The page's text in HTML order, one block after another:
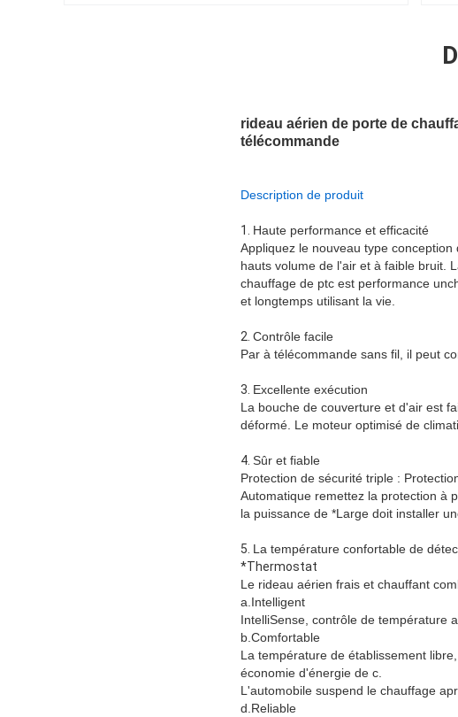
rideau aérien de porte de
télécommande
Description de produit
1. Haute performance et efficacité
Appliquez le nouveau type
hauts volume de l'air et à faible bruit.
chauffage de ptc est performance
et longtemps utilisant la vie.
2. Contrôle facile
Par à télécommande sans fil, il peut
3. Excellente exécution
La bouche de couverture et d'air est
déformé. Le moteur optimisé de
4. Sûr et fiable
Protection de sécurité triple :
Automatique remettez la protection à
la puissance de *Large doit installer
5. La température confortable de
*Thermostat
Le rideau aérien frais et chauffant
a.Intelligent
IntelliSense, contrôle de température
b.Comfortable
La température de établissement
économie d'énergie de c.
L'automobile suspend le chauffage
d.Reliable